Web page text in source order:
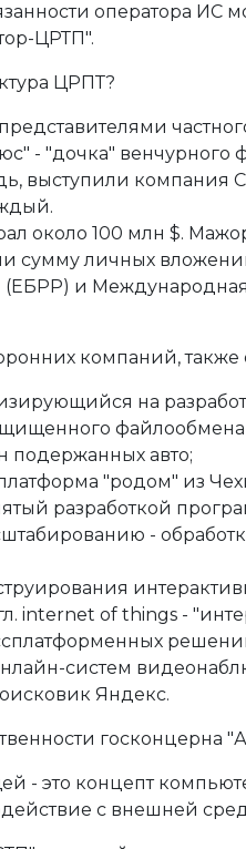
оператора ИС
ЦРТП".
ЦРПТ?
- "дочка"
выступили компания
около 100 млн $.
сумму личных
(ЕБРР) и
компаний,
на
подержанных авто;
"родом" из
разработкой
-
internet of things -
систем
Яндекс.
госконцерна
- это концепт
с внешней